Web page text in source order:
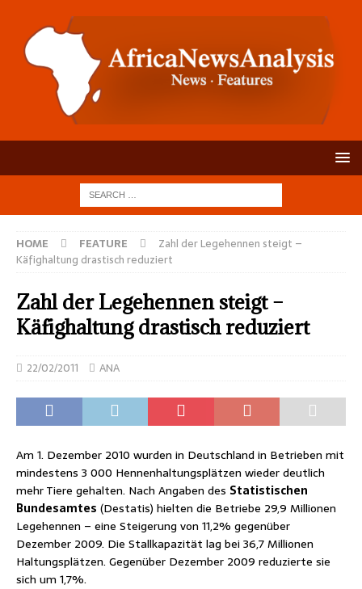
HOME FEATURE
Zahl der Legehennen steigt –
Käfighaltung drastisch reduziert
Zahl der Legehennen steigt –
Käfighaltung drastisch reduziert
22/02/2011 ANA
Am 1. Dezember 2010 wurden in Deutschland in Betrieben mit
mindestens 3 000 Hennenhaltungsplätzen wieder deutlich
mehr Tiere gehalten. Nach Angaben des Statistischen
Bundesamtes (Destatis) hielten die Betriebe 29,9 Millionen
Legehennen – eine Steigerung von 11,2% gegenüber
Dezember 2009. Die Stallkapazität lag bei 36,7 Millionen
Haltungsplätzen. Gegenüber Dezember 2009 reduzierte sie
sich um 1,7%.